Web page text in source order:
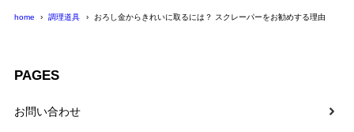
home 調理道具 おろし金からきれいに取るには？ スクレーパーをお勧めする理由
PAGES
お問い合わせ